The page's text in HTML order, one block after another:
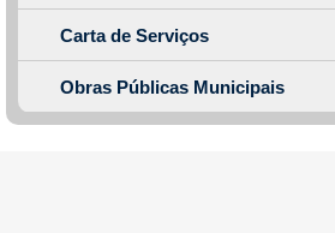
Carta de Serviços
Obras Públicas Municipais